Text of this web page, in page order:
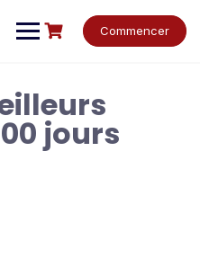
Commencer
jours